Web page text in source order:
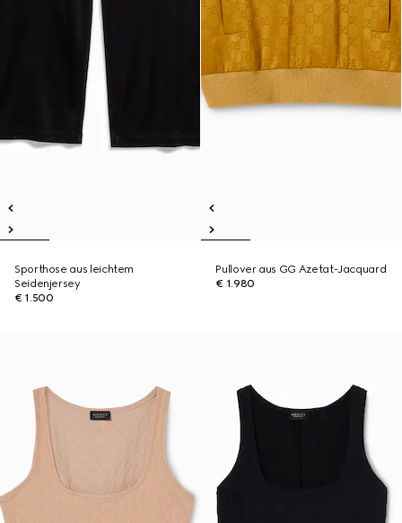
Sporthose aus leichtem
Seidenjersey
€ 1.500
Pullover aus GG Azetat-Jacquard
€ 1.980